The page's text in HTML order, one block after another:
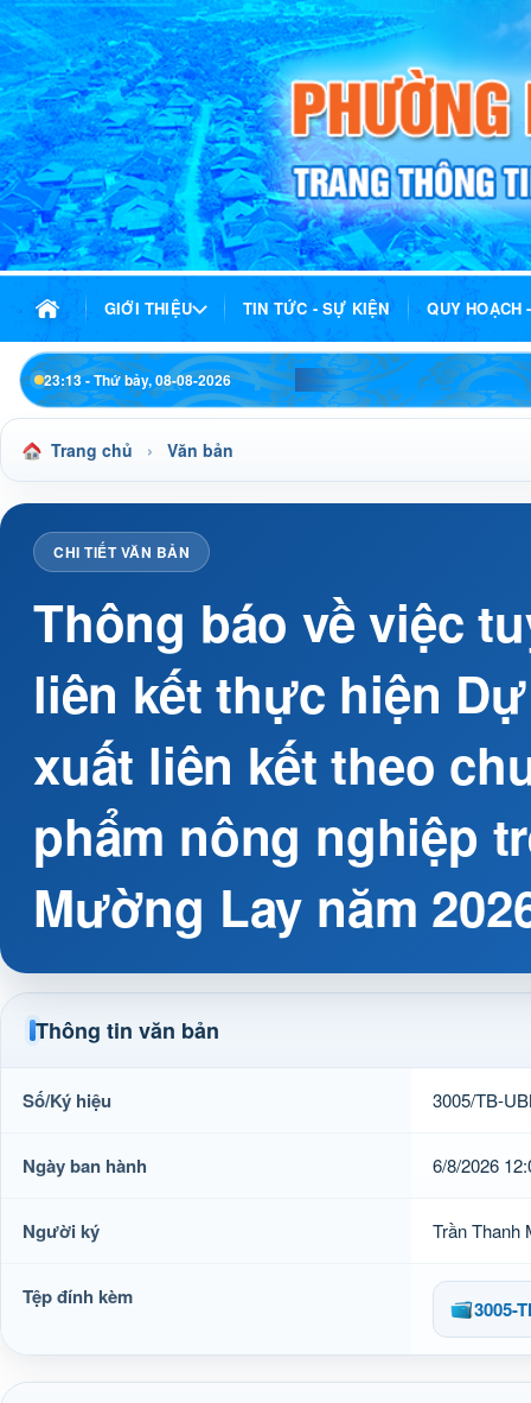
GIỚI THIỆU TIN TỨC - SỰ KIỆN QUY HOẠCH
23:13 - Thứ bảy, 08-08-2026
Trang chủ › Văn bản
CHI TIẾT VĂN BẢN
Thông báo về việc
liên kết thực hiện
xuất liên kết theo
phẩm nông nghiệp
Mường Lay năm
Thông tin văn bản
Số/Ký hiệu 3005/TB-
Ngày ban hành 6/8/2026
Người ký Trần Thanh
Tệp đính kèm 3005-